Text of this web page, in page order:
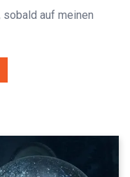
sobald auf meinen